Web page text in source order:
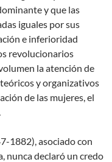
y que las
iguales por sus
e inferioridad
revolucionarios
la atención de
y organizativos
de las mujeres, el
1882), asociado con
nunca declaró un credo